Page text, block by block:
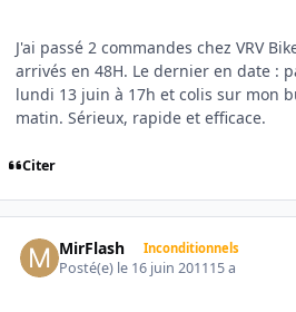
J'ai passé 2 commandes chez VRV
arrivés en 48H. Le dernier en date :
lundi 13 juin à 17h et colis sur mon
matin. Sérieux, rapide et efficace.
Citer
MirFlash Inconditionnels
Posté(e) le 16 juin 201115 a